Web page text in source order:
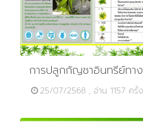
การปลูกกัญชาอินทรีย์ทา
25/07/2568 , อ่าน 1157 ครั้ง